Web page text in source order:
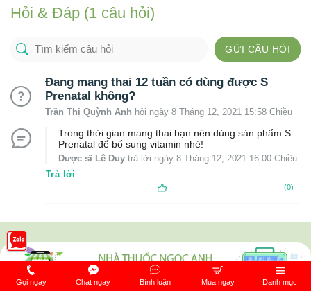
Hỏi & Đáp (1 câu hỏi)
GỬI CÂU HỎI
Đang mang thai 12 tuần có dùng được S
Prenatal không?
Trần Thị Quỳnh Anh hỏi ngày 8 Tháng 12, 2021 15:58 Chiều
Trong thời gian mang thai bạn nên dùng sản phẩm S
Prenatal để bổ sung vitamin nhé!
Dược sĩ Lê Duy trả lời ngày 8 Tháng 12, 2021 16:00 Chiều
Trả lời
(0)
Gọi ngay Chat ngay Bình luận Mua ngay Danh mục